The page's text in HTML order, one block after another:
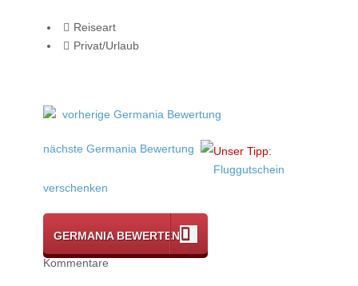
Reiseart
Privat/Urlaub
vorherige Germania Bewertung
nächste Germania Bewertung
Unser Tipp:
Fluggutschein
verschenken
GERMANIA BEWERTEN
Kommentare